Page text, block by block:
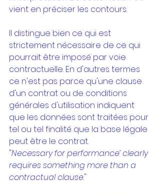
vient en préciser les contours.
Il distingue bien ce qui est
strictement nécessaire de ce qui
pourrait être imposé par voie
contractuelle. En d'autres termes
ce n'est pas parce qu'une clause
d'un contrat ou de conditions
générales d'utilisation indiquent
que les données sont traitées pour
tel ou tel finalité que la base légale
peut être le contrat.
"Necessary for performance’ clearly
requires something more than a
contractual clause."